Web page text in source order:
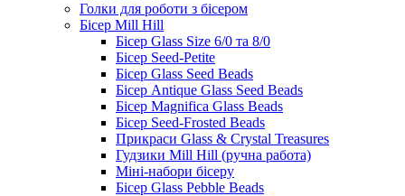
Голки для роботи з бісером
Бісер Mill Hill
Бісер Glass Size 6/0 та 8/0
Бісер Seed-Petite
Бісер Glass Seed Beads
Бісер Antique Glass Seed Beads
Бісер Magnifica Glass Beads
Бісер Seed-Frosted Beads
Прикраси Glass & Crystal Treasures
Гудзики Mill Hill (ручна работа)
Міні-набори бісеру
Бісер Glass Pebble Beads